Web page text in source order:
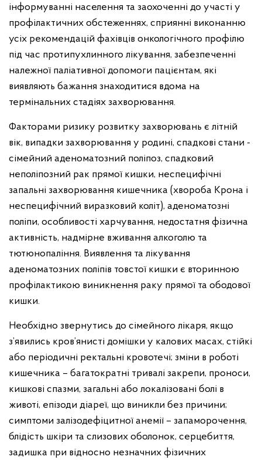
інформуванні населення та заохоченні до участі у
профілактичних обстеженнях, сприянні виконанню
усіх рекомендацій фахівців онкологічного профілю
під час протипухлинного лікування, забезпеченні
належної паліативної допомоги пацієнтам, які
виявляють бажання знаходитися вдома на
термінальних стадіях захворювання.
Факторами ризику розвитку захворювань є літній
вік, випадки захворювання у родині, спадкові стани -
сімейний аденоматозний поліпоз, спадковий
неполіпозний рак прямої кишки, неспецифічні
запальні захворювання кишечника (хвороба Крона і
неспецифічний виразковий коліт), аденоматозні
поліпи, особливості харчування, недостатня фізична
активність, надмірне вживання алкоголю та
тютюнопаління. Виявлення та лікування
аденоматозних поліпів товстої кишки є вторинною
профілактикою виникнення раку прямої та ободової
кишки.
Необхідно звернутись до сімейного лікаря, якщо
з’явились кров’янисті домішки у калових масах, стійкі
або періодичні ректальні кровотечі; зміни в роботі
кишечника – багатократні тривалі закрепи, проноси,
кишкові спазми, загальні або локалізовані болі в
животі, епізоди діареї, що виникли без причини;
симптоми залізодефіцитної анемії – запаморочення,
блідість шкіри та слизових оболонок, серцебиття,
задишка при відносно незначних фізичних